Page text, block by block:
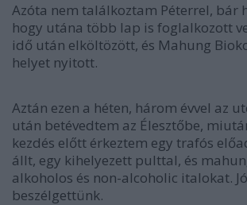
Azóta nem találkoztam Péterrel, bár
hogy utána több lap is foglalkozott
idő után elköltözött, és Mahung
helyet nyitott.
Aztán ezen a héten, három évvel az
után betévedtem az Élesztőbe,
kezdés előtt érkeztem egy trafós
állt, egy kihelyezett pulttal, és
alkoholos és non-alcoholic italokat.
beszélgettünk.